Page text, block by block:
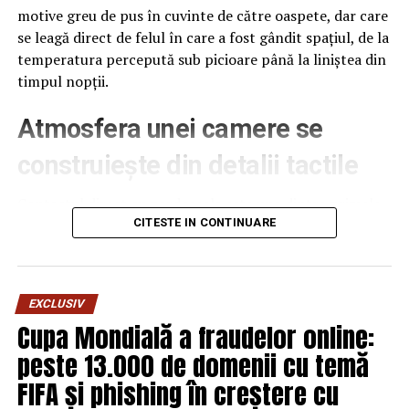
motive greu de pus în cuvinte de către oaspete, dar care
se leagă direct de felul în care a fost gândit spațiul, de la
temperatura percepută sub picioare până la liniștea din
timpul nopții.
Atmosfera unei camere se
construiește din detalii tactile
Contactul direct cu pardoseala este una dintre primele
senzații fizice pe care le are un oaspete atunci când
pe drum, seara târziu. Textura și moliciunea potrivite,
oferite democheta hotel
care este percepută o cameră, chiar dacă restul
mobilierului rămâne identic de la o unitate la alta din
același lanț hotelier internațional.
Dincolo de senzația tactilă, pardoseala influențează și
CITESTE IN CONTINUARE
EXCLUSIV
Cupa Mondială a fraudelor online:
peste 13.000 de domenii cu temă
FIFA și phishing în creștere cu